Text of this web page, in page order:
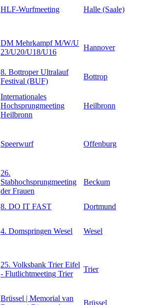
HLF-Wurfmeeting Halle (Saale)
DM Mehrkampf M/W/U
23/U20/U18/U16
Hannover
8. Bottroper Ultralauf
Festival (BUF)
Bottrop
Internationales
Hochsprungmeeting
Heilbronn
Heilbronn
Speerwurf Offenburg
26.
Stabhochsprungmeeting
der Frauen
Beckum
8. DO IT FAST Dortmund
4. Domspringen Wesel Wesel
25. Volksbank Trier Eifel
- Flutlichtmeeting Trier
Trier
Brüssel | Memorial van
Brüssel